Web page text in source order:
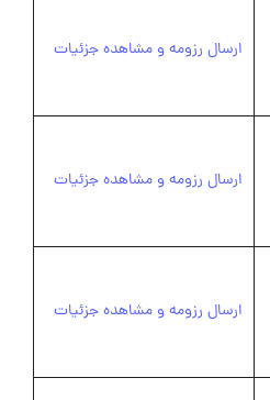
ارسال رزومه و مشاهده جزئیات
ارسال رزومه و مشاهده جزئیات
ارسال رزومه و مشاهده جزئیات